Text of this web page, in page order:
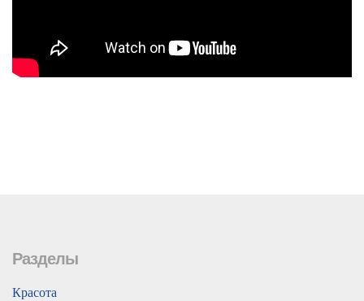
Разделы
Красота